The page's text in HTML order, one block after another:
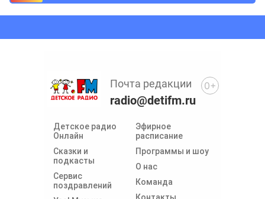
Детское радио
Онлайн
Сказки и
подкасты
Сервис
поздравлений
Эфирное
расписание
Программы и шоу
О нас
Команда
Почта редакции
radio@detifm.ru
0+